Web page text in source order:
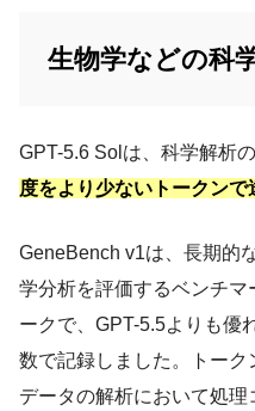
生物学などの科
GPT-5.6 Solは、科学解析
度をより少ないトークンで
GeneBench v1は、長期的
学分析を評価するベンチ
ークで、GPT-5.5よりも優
数で記録しました。トー
データの解析において処